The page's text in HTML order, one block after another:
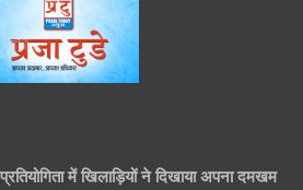
में खिलाड़ियों ने दिखाया अपना दमखम